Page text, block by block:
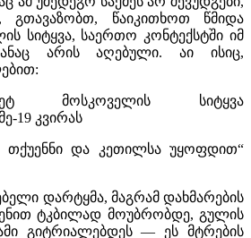
წაიკითხოთ წმიდა
სიტყვა, საერთო კონტექსტში იმ
არის აღებული. აი ისიც,
მოსკოველის სიტყვა
19 კვირას
თქუენნი და კეთილსა უყოფდით“
დარტყმა, მაგრამ დახმარების
ტკბილად მოუბრობდე, გულის
გიტრიალებდეს — ეს მტრების